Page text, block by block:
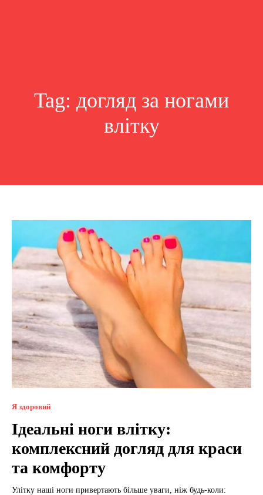
Tag: догляд за ногами
влітку
Я здоровий
Ідеальні ноги влітку:
комплексний догляд для краси
та комфорту
Улітку наші ноги привертають більше уваги, ніж будь-коли: